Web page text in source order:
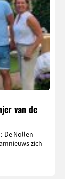
van de
De Nollen
zich